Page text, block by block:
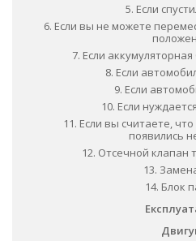
5. Если
6. Если вы не можете
7. Если
8. Если
9. Если
10. Если
11. Если вы считаете,
появились
12. Отсечной клапан
13.
14. Блок